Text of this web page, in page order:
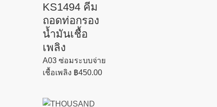
KS1494 คีม
ถอดท่อกรอง
น้ำมันเชื้อ
เพลิง
A03 ซ่อมระบบจ่าย
เชื้อเพลิง ฿450.00